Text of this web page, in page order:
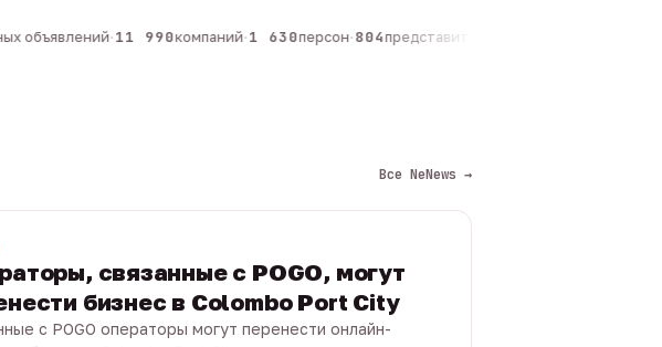
объявлений·11 990компаний·1 630персон·804представителей
Все NeNews →
связанные с POGO, могут
бизнес в Colombo Port City
с POGO операторы могут перенести онлайн-